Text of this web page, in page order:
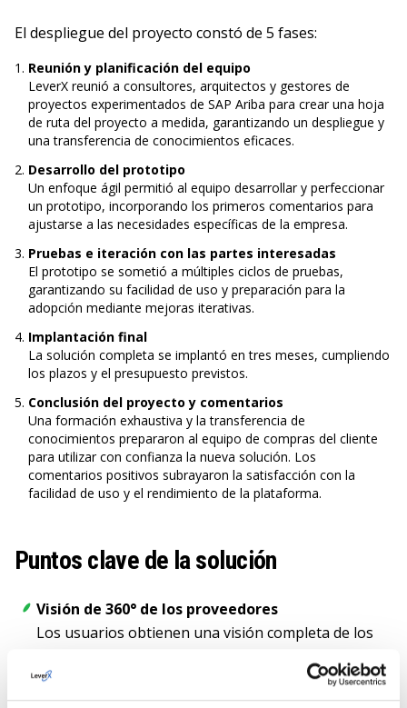
El despliegue del proyecto constó de 5 fases:
Reunión y planificación del equipo
LeverX reunió a consultores, arquitectos y gestores de
proyectos experimentados de SAP Ariba para crear una hoja
de ruta del proyecto a medida, garantizando un despliegue y
una transferencia de conocimientos eficaces.
Desarrollo del prototipo
Un enfoque ágil permitió al equipo desarrollar y perfeccionar
un prototipo, incorporando los primeros comentarios para
ajustarse a las necesidades específicas de la empresa.
Pruebas e iteración con las partes interesadas
El prototipo se sometió a múltiples ciclos de pruebas,
garantizando su facilidad de uso y preparación para la
adopción mediante mejoras iterativas.
Implantación final
La solución completa se implantó en tres meses, cumpliendo
los plazos y el presupuesto previstos.
Conclusión del proyecto y comentarios
Una formación exhaustiva y la transferencia de
conocimientos prepararon al equipo de compras del cliente
para utilizar con confianza la nueva solución. Los
comentarios positivos subrayaron la satisfacción con la
facilidad de uso y el rendimiento de la plataforma.
Puntos clave de la solución
Visión de 360° de los proveedores
Los usuarios obtienen una visión completa de los
aprovisionamiento más informadas.